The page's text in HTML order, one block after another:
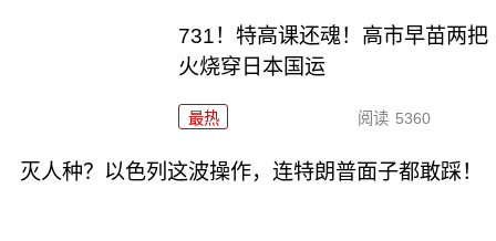
731！特高课还魂！高市早苗两把
火烧穿日本国运
最热 阅读 5360
灭人种？以色列这波操作，连特朗普面子都敢踩！